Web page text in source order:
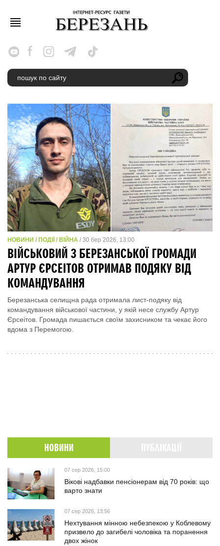
НОВИНИ / ПОДІЇ / ВІЙНА / 30 бер 2026, 13:00
ВІЙСЬКОВИЙ З БЕРЕЗАНСЬКОЇ ГРОМАДИ
АРТУР ЄРСЕІТОВ ОТРИМАВ ПОДЯКУ ВІД
КОМАНДУВАННЯ
Березанська селищна рада отримала лист-подяку від
командування військової частини, у якій несе службу Артур
Єрсеітов. Громада пишається своїм захисником та чекає його
вдома з Перемогою.
НОВИНИ
07 сер 2026, 15:00
Вікові надбавки пенсіонерам від 70 років: що
варто знати
07 сер 2026, 13:56
Нехтування мінною небезпекою у Коблевому
призвело до загибелі чоловіка та поранення
двох жінок